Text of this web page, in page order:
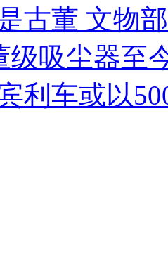
应
凌主义
面不公正
古董 文物
级吸尘器至
利车或以